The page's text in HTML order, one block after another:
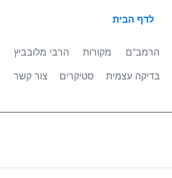
לדף הבית
הרמב"ם מקורות
הרבי מלובביץ
בדיקה עצמית סטיקרים
צור קשר